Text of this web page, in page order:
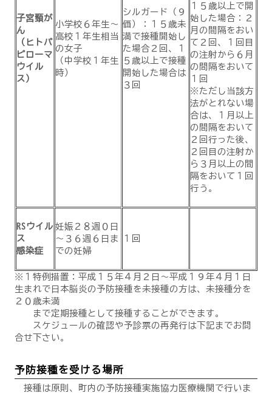
子宮頸が
ん
（ヒトパ
ピローマ
ウイル
ス）
小学校６年生～
高校１年生相当
の女子
（中学校１年生
時）
シルガード（９
価）：１５歳未
満で接種開始し
た場合２回、１
５歳以上で接種
開始した場合は
３回
１５歳以上で開
始した場合：２
月の間隔をおい
て２回、１回目
の注射から６月
の間隔をおいて
１回
※ただし当該方
法がとれない場
合は、１月以上
の間隔をおいて
２回行った後、
２回目の注射か
ら３月以上の間
隔をおいて１回
行う。
RSウイル
ス
感染症
妊娠２８週０日
～３６週６日ま
での妊婦
１回
※１特例措置：平成１５年４月２日～平成１９年４月１日
生まれで日本脳炎の予防接種を未接種の方は、未接種分を
２０歳未満
まで定期接種として接種することができます。
スケジュールの確認や予診票の再発行は下記までお問
合せ下さい。
予防接種を受ける場所
接種は原則、町内の予防接種実施協力医療機関で行いま